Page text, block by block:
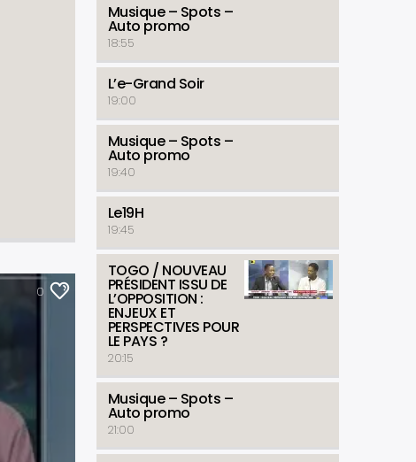
0
Musique – Spots –
Auto promo
18:55
L’e-Grand Soir
19:00
Musique – Spots –
Auto promo
19:40
Le19H
19:45
TOGO / NOUVEAU
PRÉSIDENT ISSU DE
L’OPPOSITION :
ENJEUX ET
PERSPECTIVES POUR
LE PAYS ?
20:15
Musique – Spots –
Auto promo
21:00